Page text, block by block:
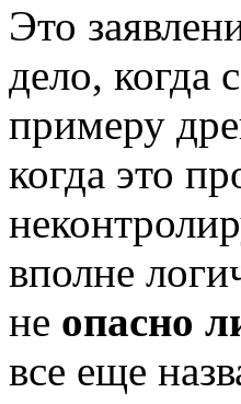
Это
дело, когда
примеру
когда это
вполне
не опасно
все еще